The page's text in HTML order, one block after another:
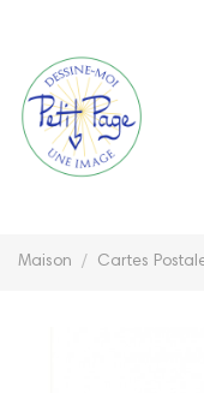
Maison Cartes